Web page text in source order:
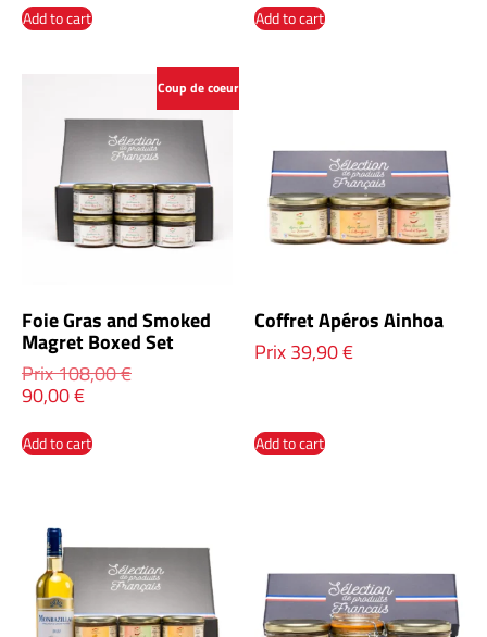
Add to cart Add to cart
Coup de coeur
Foie Gras and Smoked
Magret Boxed Set
Prix108,00€
90,00€
Add to cart
Coffret Apéros Ainhoa
Prix39,90€
Add to cart